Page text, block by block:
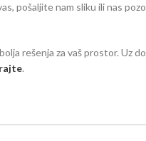
pošaljite nam sliku ili nas
rešenja za vaš prostor. Uz
.